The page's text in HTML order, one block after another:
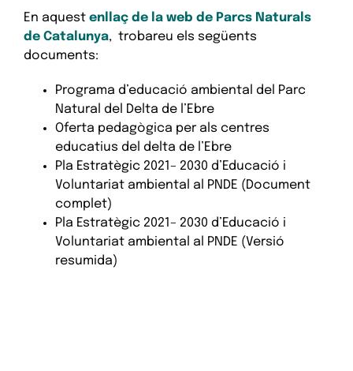
En aquest enllaç de la web de Parcs Naturals
de Catalunya, trobareu els següents
documents:
Programa d’educació ambiental del Parc
Natural del Delta de l’Ebre
Oferta pedagògica per als centres
educatius del delta de l’Ebre
Pla Estratègic 2021– 2030 d’Educació i
Voluntariat ambiental al PNDE (Document
complet)
Pla Estratègic 2021– 2030 d’Educació i
Voluntariat ambiental al PNDE (Versió
resumida)